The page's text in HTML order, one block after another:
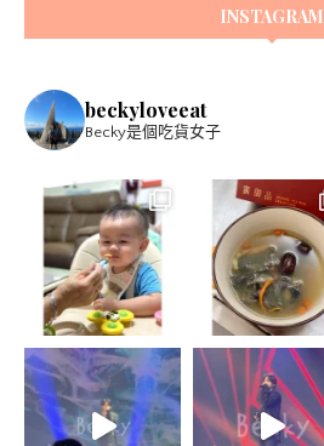
INSTAGRAM
beckyloveeat
Becky是個吃貨女子